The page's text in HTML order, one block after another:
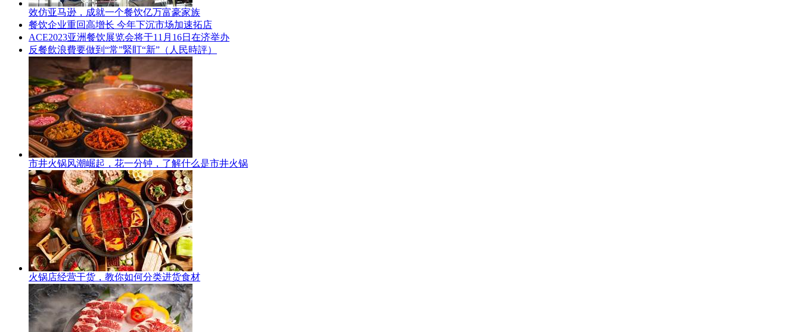
效仿亚马逊，成就一个餐饮亿万富豪家族
餐饮企业重回高增长 今年下沉市场加速拓店
ACE2023亚洲餐饮展览会将于11月16日在济举办
反餐飲浪費要做到“常”緊盯“新”（人民時評）
市井火锅风潮崛起，花一分钟，了解什么是市井火锅
火锅店经营干货，教你如何分类进货食材